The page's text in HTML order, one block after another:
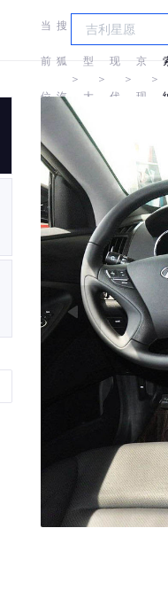
当
前
位
置:
搜
狐
汽
＞
车
型
大
全
＞
现
代
＞
京
现
＞